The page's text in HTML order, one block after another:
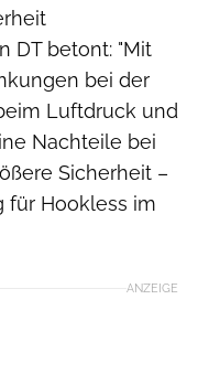
DT betont: "Mit
bei der
Luftdruck und
Nachteile bei
Sicherheit –
für Hookless im
ANZEIGE